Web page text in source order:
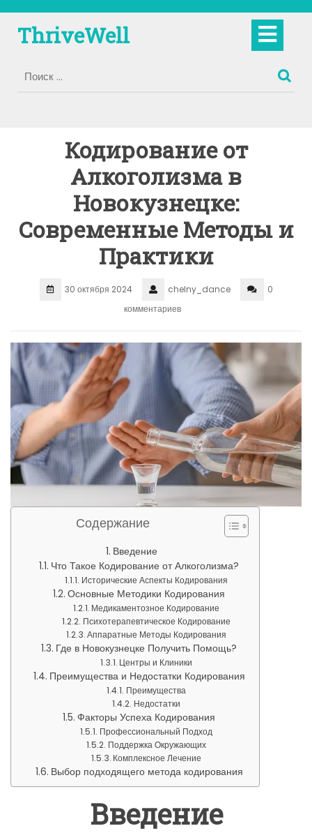
содержимому
ThriveWell
Кодирование от
Алкоголизма в
Новокузнецке:
Современные Методы и
Практики
30 октября 2024 chelny_dance
0
комментариев
Содержание
Введение
Что Такое Кодирование от Алкоголизма?
Исторические Аспекты Кодирования
Основные Методики Кодирования
Медикаментозное Кодирование
Психотерапевтическое Кодирование
Аппаратные Методы Кодирования
Где в Новокузнецке Получить Помощь?
Центры и Клиники
Преимущества и Недостатки Кодирования
Преимущества
Недостатки
Факторы Успеха Кодирования
Профессиональный Подход
Поддержка Окружающих
Комплексное Лечение
Выбор подходящего метода кодирования
Введение